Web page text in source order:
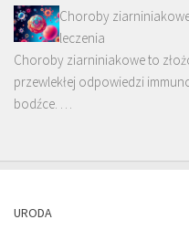
Choroby
leczenia
Choroby ziarniniakowe to
przewlekłej odpowiedzi
bodźce. …
URODA